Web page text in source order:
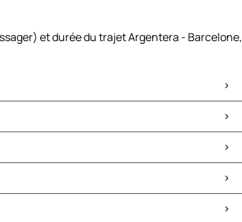
et durée du trajet Argentera - Barcelone,